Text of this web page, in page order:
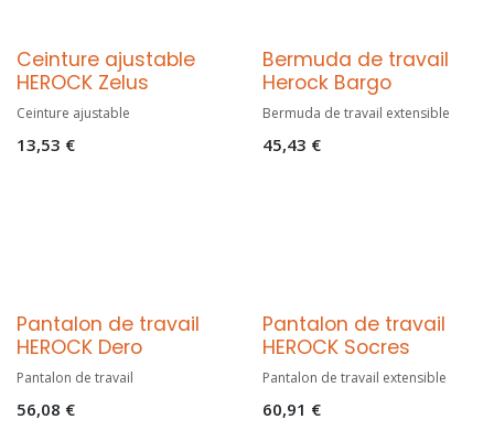
Ceinture ajustable
HEROCK Zelus
Ceinture ajustable
13,53 €
NEW
Bermuda de travail
Herock Bargo
Bermuda de travail extensible
45,43 €
Pantalon de travail
HEROCK Dero
Pantalon de travail
56,08 €
Pantalon de travail
HEROCK Socres
Pantalon de travail extensible
60,91 €